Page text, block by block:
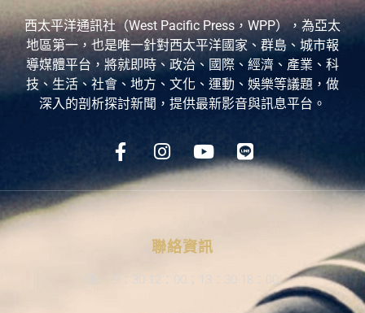
西太平洋通訊社（West Pacific Press，WPP），為亞太
地區第一，也是唯一針對西太平洋國家、群島、城市報
導媒體平台，將就即時、政治、國際、經濟、產業、科
技、生活、社會、地方、文化、運動、娛樂等議題，做
深入的剖析探討新聞，提供最新影音與訊息平台。
聯絡資訊
9：30-12：00；13：30-18：00